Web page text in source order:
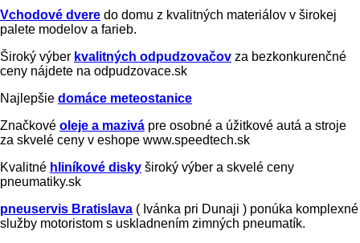
Vchodové dvere do domu z kvalitných materiálov v širokej
palete modelov a farieb.
Široký výber kvalitných odpudzovačov za bezkonkurenčné
ceny nájdete na odpudzovace.sk
Najlepšie domáce meteostanice
Značkové oleje a mazivá pre osobné a úžitkové autá a stroje
za skvelé ceny v eshope www.speedtech.sk
Kvalitné hliníkové disky široký výber a skvelé ceny
pneumatiky.sk
pneuservis Bratislava ( Ivánka pri Dunaji ) ponúka komplexné
služby motoristom s uskladnením zimných pneumatík.